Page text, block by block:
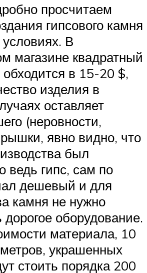
просчитаем
гипсового камня
В
магазине квадратный
в 15-20 $,
изделия в
оставляет
(неровности,
явно видно, что
был
ведь гипс, сам по
дешевый и для
камня не нужно
дорогое оборудование.
материала, 10
украшенных
стоить порядка 200